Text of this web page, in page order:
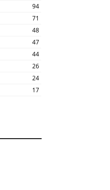
94
71
48
47
44
26
24
17